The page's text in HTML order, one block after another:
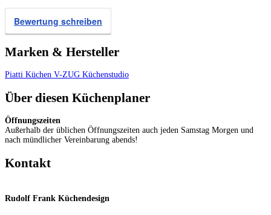
Bewertung schreiben
Marken & Hersteller
Piatti Küchen V-ZUG Küchenstudio
Über diesen Küchenplaner
Öffnungszeiten
Außerhalb der üblichen Öffnungszeiten auch jeden Samstag Morgen und
nach mündlicher Vereinbarung abends!
Kontakt
Rudolf Frank Küchendesign